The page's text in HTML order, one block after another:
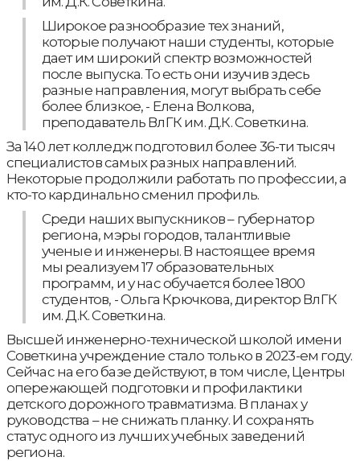
Широкое разнообразие тех знаний,
которые получают наши студенты, которые
дает им широкий спектр возможностей
после выпуска. То есть они изучив здесь
разные направления, могут выбрать себе
более близкое, - Елена Волкова,
преподаватель ВлГК им. Д.К. Советкина.
За 140 лет колледж подготовил более 36-ти тысяч
специалистов самых разных направлений.
Некоторые продолжили работать по профессии, а
кто-то кардинально сменил профиль.
Среди наших выпускников – губернатор
региона, мэры городов, талантливые
ученые и инженеры. В настоящее время
мы реализуем 17 образовательных
программ, и у нас обучается более 1800
студентов, - Ольга Крючкова, директор ВлГК
им. Д.К. Советкина.
Высшей инженерно-технической школой имени
Советкина учреждение стало только в 2023-ем году.
Сейчас на его базе действуют, в том числе, Центры
опережающей подготовки и профилактики
детского дорожного травматизма. В планах у
руководства – не снижать планку. И сохранять
статус одного из лучших учебных заведений
региона.